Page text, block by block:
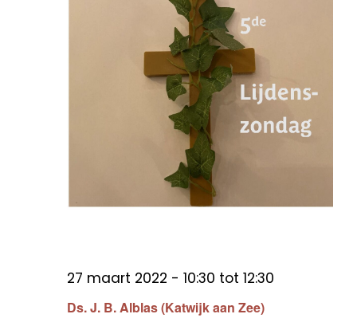
Ds. J. B. Alblas (Katwijk aan Zee)
27 maart 2022 - 10:30 tot 12:30